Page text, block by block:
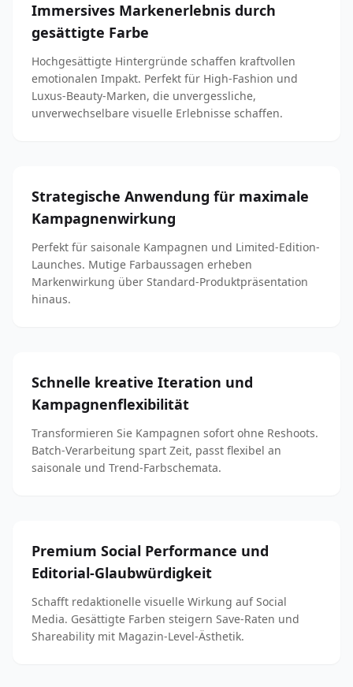
Immersives Markenerlebnis durch
gesättigte Farbe
Hochgesättigte Hintergründe schaffen kraftvollen
emotionalen Impakt. Perfekt für High-Fashion und
Luxus-Beauty-Marken, die unvergessliche,
unverwechselbare visuelle Erlebnisse schaffen.
Strategische Anwendung für maximale
Kampagnenwirkung
Perfekt für saisonale Kampagnen und Limited-Edition-
Launches. Mutige Farbaussagen erheben
Markenwirkung über Standard-Produktpräsentation
hinaus.
Schnelle kreative Iteration und
Kampagnenflexibilität
Transformieren Sie Kampagnen sofort ohne Reshoots.
Batch-Verarbeitung spart Zeit, passt flexibel an
saisonale und Trend-Farbschemata.
Premium Social Performance und
Editorial-Glaubwürdigkeit
Schafft redaktionelle visuelle Wirkung auf Social
Media. Gesättigte Farben steigern Save-Raten und
Shareability mit Magazin-Level-Ästhetik.